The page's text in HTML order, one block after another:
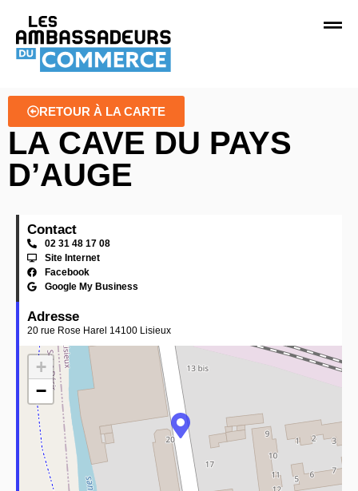
RETOUR À LA CARTE
LA CAVE DU PAYS
D’AUGE
Contact
02 31 48 17 08
Site Internet
Facebook
Google My Business
Adresse
20 rue Rose Harel 14100 Lisieux
+
−